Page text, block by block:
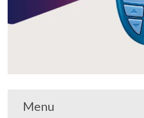
Menu